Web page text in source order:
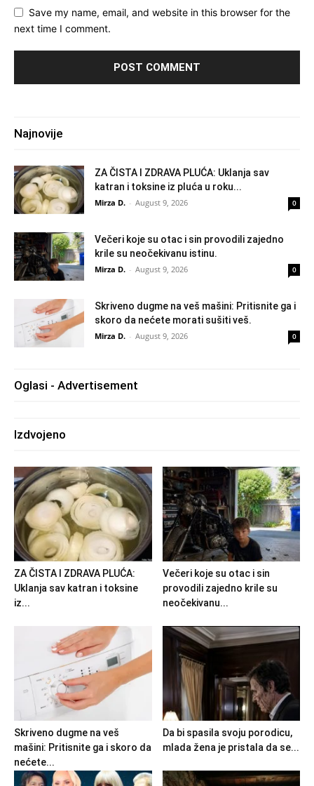
Save my name, email, and website in this browser for the
next time I comment.
Najnovije
ZA ČISTA I ZDRAVA PLUĆA: Uklanja sav
katran i toksine iz pluća u roku...
Mirza D. - August 9, 2026 0
Večeri koje su otac i sin provodili zajedno
krile su neočekivanu istinu.
Mirza D. - August 9, 2026 0
Skriveno dugme na veš mašini: Pritisnite ga i
skoro da nećete morati sušiti veš.
Mirza D. - August 9, 2026 0
Oglasi - Advertisement
Izdvojeno
ZA ČISTA I ZDRAVA PLUĆA:
Uklanja sav katran i toksine
iz...
Večeri koje su otac i sin
provodili zajedno krile su
neočekivanu...
Skriveno dugme na veš
mašini: Pritisnite ga i skoro da
nećete...
Da bi spasila svoju porodicu,
mlada žena je pristala da se...